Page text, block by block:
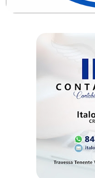
DO
COMPETIÇÃO
CONFERÊNCIA